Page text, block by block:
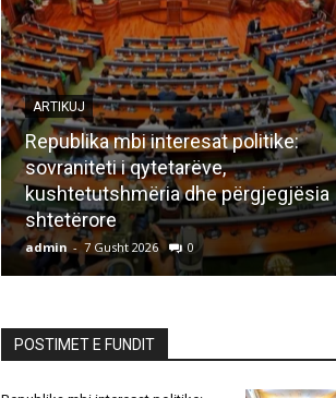
ARTIKUJ
Republika mbi interesat politike:
sovraniteti i qytetarëve,
kushtetutshmëria dhe përgjegjësia
shtetërore
admin - 7 Gusht 2026 0
POSTIMET E FUNDIT